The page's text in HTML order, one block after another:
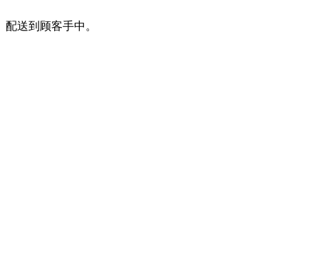
配送到顾客手中。